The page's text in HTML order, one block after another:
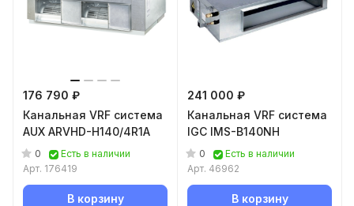
176 790 ₽
Канальная VRF система
AUX ARVHD-H140/4R1A
0
Есть в наличии
Арт. 176419
В корзину
241 000 ₽
Канальная VRF система
IGC IMS-B140NH
0
Есть в наличии
Арт. 46962
В корзину